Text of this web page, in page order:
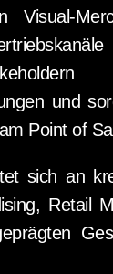
Visual-
und
Point of
sich an
Retail